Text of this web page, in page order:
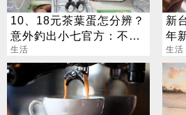
10、18元茶葉蛋怎分辨？
意外釣出小七官方：不用
擔心「判蛋力」
生活
新
年
衝
生活